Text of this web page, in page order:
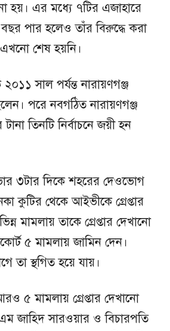
হয়। এর মধ্যে ৭টির এজাহারে
পার হলেও তাঁর বিরুদ্ধে করা
শেষ হয়নি।
সাল পর্যন্ত নারায়ণগঞ্জ
পরে নবগঠিত নারায়ণগঞ্জ
তিনটি নির্বাচনে জয়ী হন
৩টার দিকে শহরের দেওভোগ
কুটির থেকে আইভীকে গ্রেপ্তার
মামলায় তাকে গ্রেপ্তার দেখানো
৫ মামলায় জামিন দেন।
তা স্থগিত হয়ে যায়।
৫ মামলায় গ্রেপ্তার দেখানো
জাহিদ সারওয়ার ও বিচারপতি